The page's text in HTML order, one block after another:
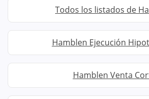
Todos los listados de
Hamblen Ejecución
Hamblen Venta